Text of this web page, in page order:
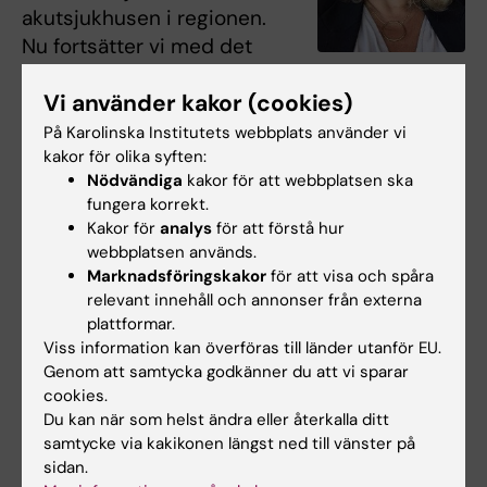
akutsjukhusen i regionen.
Nu fortsätter vi med det
Region Stockholm.
Framöver kommer också meromfattande
resultat om patienternas utfall att presenteras,
säger Christina Sjöstrand,
patientflödesansvarig överläkare för stroke vid
Karolinska universitetssjukhuset och forskare
institutionen för klinisk neurovetenskap
vid Karolinska Institutet.
Publikation
Implementation of a Prehospital Stroke Triage
System Using Symptom Severity and
Teleconsultation in the Stockholm Stroke
Vi använder kakor (cookies)
På Karolinska Institutets webbplats använder vi
kakor för olika syften:
Nödvändiga kakor för att webbplatsen ska
fungera korrekt.
Kakor för analys för att förstå hur
webbplatsen används.
Marknadsföringskakor för att visa och spåra
relevant innehåll och annonser från externa
plattformar.
Viss information kan överföras till länder utanför EU.
Genom att samtycka godkänner du att vi sparar
cookies.
Du kan när som helst ändra eller återkalla ditt
samtycke via kakikonen längst ned till vänster på
sidan.